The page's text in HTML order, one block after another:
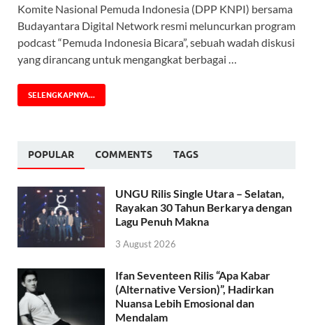
Komite Nasional Pemuda Indonesia (DPP KNPI) bersama
Budayantara Digital Network resmi meluncurkan program
podcast “Pemuda Indonesia Bicara”, sebuah wadah diskusi
yang dirancang untuk mengangkat berbagai …
SELENGKAPNYA...
POPULAR COMMENTS TAGS
UNGU Rilis Single Utara – Selatan,
Rayakan 30 Tahun Berkarya dengan
Lagu Penuh Makna
3 August 2026
Ifan Seventeen Rilis “Apa Kabar
(Alternative Version)”, Hadirkan
Nuansa Lebih Emosional dan
Mendalam